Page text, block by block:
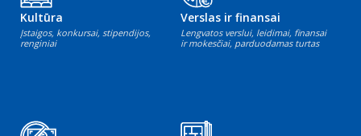
Kultūra
Įstaigos, konkursai, stipendijos,
renginiai
Verslas ir finansai
Lengvatos verslui, leidimai, finansai
ir mokesčiai, parduodamas turtas